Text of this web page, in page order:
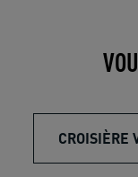
CROISIÈRE